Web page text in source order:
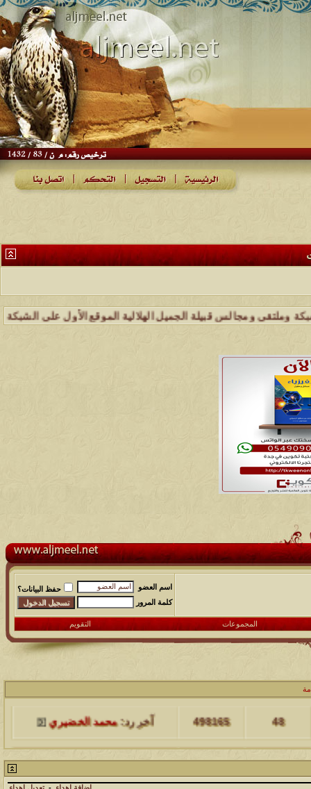
قبيلة الجميل الهلالية الموقع الأول على الشبكة العنكبوتية
اسم العضو
حفظ البيانات؟
كلمة المرور
المجموعات التقويم
مشاركات المشاهدات آخر مشاركة
مشاركات المشاهدات آخر مشاركة